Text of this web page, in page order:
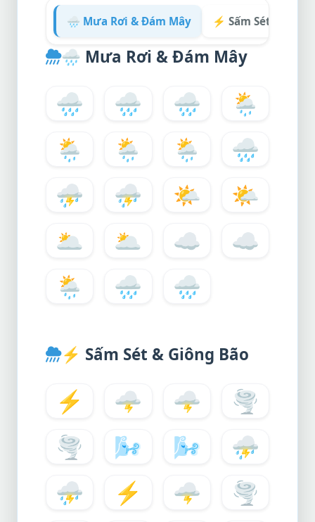
🌧️ Mưa Rơi & Đám Mây ⚡ Sấm Sét &
🌧️ Mưa Rơi & Đám Mây
🌧️ 🌧 🌧️
🌦️
🌦
🌦️ 🌦️
🌧️
⛈️
⛈ 🌤️
🌤
🌥️
🌥 ☁️
☁
🌦️
🌧️ 🌧
⚡ Sấm Sét & Giông Bão
⚡ 🌩️ 🌩
🌪️
🌪
🌬️ 🌬
⛈️
⛈
⚡ 🌩️
🌪️